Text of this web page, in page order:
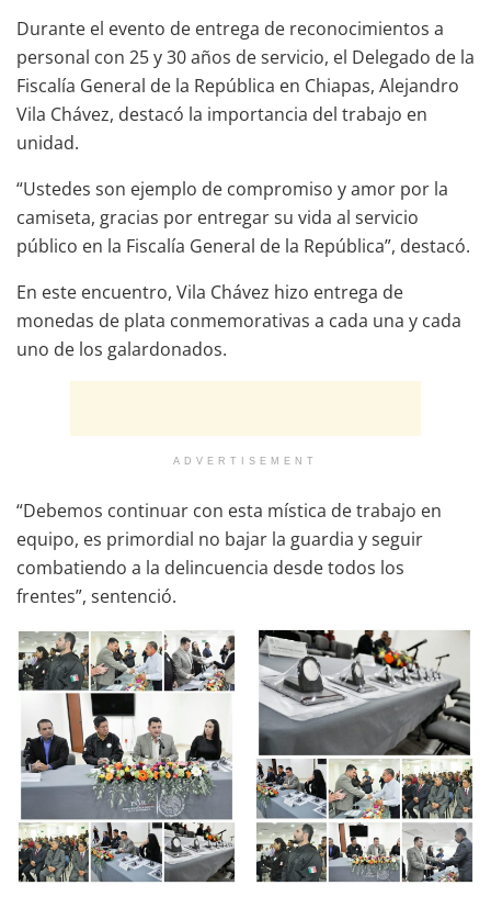
Durante el evento de entrega de reconocimientos a
personal con 25 y 30 años de servicio, el Delegado de la
Fiscalía General de la República en Chiapas, Alejandro
Vila Chávez, destacó la importancia del trabajo en
unidad.
“Ustedes son ejemplo de compromiso y amor por la
camiseta, gracias por entregar su vida al servicio
público en la Fiscalía General de la República”, destacó.
En este encuentro, Vila Chávez hizo entrega de
monedas de plata conmemorativas a cada una y cada
uno de los galardonados.
ADVERTISEMENT
“Debemos continuar con esta mística de trabajo en
equipo, es primordial no bajar la guardia y seguir
combatiendo a la delincuencia desde todos los
frentes”, sentenció.